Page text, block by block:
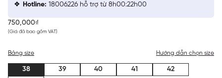
750,000₫
(Giá đã bao gồm VAT)
Bảng size Hướng dẫn chọn size
38 39 40 41
42
Hotline: 18006226 hỗ trợ từ 8h00:22h00